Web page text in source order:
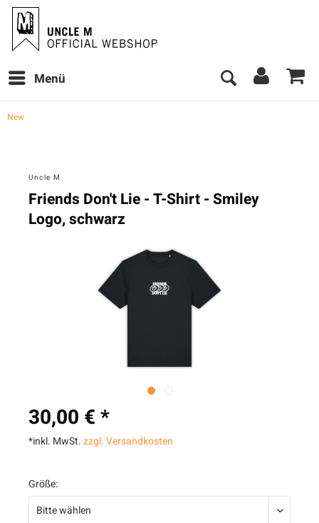
Menü
New
Uncle M
Friends Don't Lie - T-Shirt - Smiley
Logo, schwarz
30,00 € *
*inkl. MwSt.zzgl. Versandkosten
Größe: